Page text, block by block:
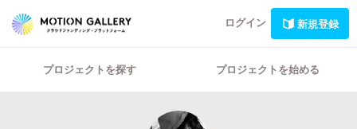
ログイン 新規登録
プロジェクトを探す プロジェクトを始める